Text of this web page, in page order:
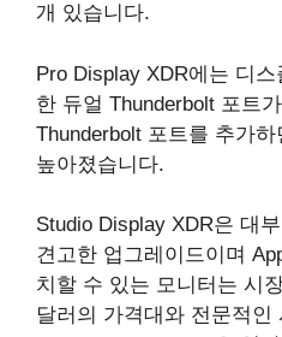
개 있습니다.
Pro Display XDR에는 디
한 듀얼 Thunderbolt 포트
Thunderbolt 포트를 추가
높아졌습니다.
Studio Display XDR은 대
견고한 업그레이드이며
치할 수 있는 모니터는 시
달러의 가격대와 전문적인